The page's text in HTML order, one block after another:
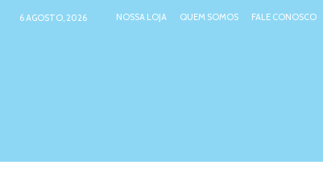
6 AGOSTO, 2026 NOSSA LOJA QUEM SOMOS FALE CONOSCO